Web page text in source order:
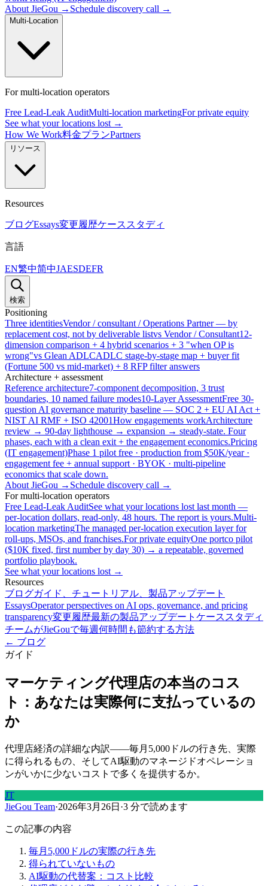
About JieGou → Schedule discovery call →
Multi-Location
For multi-location operators
Free Lead-Leak AuditMulti-location marketingFor private equity
See what your locations lost →
How We Work料金プランPartners
リソース
Resources
ブログEssays変更履歴ケーススタディ
言語
EN繁中简中JAESDEFR
検索
Positioning
Three identitiesVendor / consultant / Operations Partner — by
replacement cost, not by deliverable listvs Vendor / Consultant12-
dimension comparison + 4 hybrid scenarios + 3 "when OP is
wrong"vs Glean ADLCADLC stage-by-stage map + buyer fit
(Fortune 500 vs mid-market) + 8 RFP filter answers
Architecture + assessment
Reference architecture7-component decomposition, 3 trust
boundaries, 10 named failure modes10-Layer AssessmentFree 30-
question AI governance maturity baseline — SOC 2 + EU AI Act +
NIST AI RMF + ISO 42001How engagements workArchitecture
review → 90-day lighthouse → expansion → steady-state. Four
phases, each with a clean exit + the engagement economics.Pricing
(IT engagement)Phase 1 pilot free · production from $50K/year ·
engagement fee + annual support · BYOK · multi-pipeline
economics that scale down.
About JieGou → Schedule discovery call →
For multi-location operators
Free Lead-Leak AuditSee what your locations lost last month —
per-location dollars, read-only, 48 hours. The report is yours.Multi-
location marketingThe managed per-location execution layer for
roll-ups, MSOs, and franchises.For private equityOne portco pilot
($10K fixed, first number by day 30) → a repeatable, governed
portfolio playbook.
See what your locations lost →
Resources
ブログガイド、チュートリアル、製品アップデート
EssaysOperator perspectives on AI ops, governance, and pricing
transparency変更履歴最新の製品アップデート ケーススタディ
チームがJieGouで毎週何時間も節約する方法
← ブログ
ガイド
マーケティング代理店の本当のコス
ト：あなたは実際何に支払っているの
か
代理店経済の詳細な内訳——毎月5,000ドルの行き先、実際
に得られるもの、そしてAI駆動のマネージドオペレーショ
ンがいかに少ないコストで多くを提供するか。
JT
JieGou Team·2026年3月26日 ·3 分で読めます
この記事の内容
毎月5,000ドルの実際の行き先
得られていないもの
AI駆動の代替案：コスト比較